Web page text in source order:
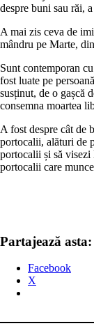
despre buni sau răi,
A mai zis ceva de
mândru pe Marte,
Sunt contemporan
fost luate pe
susținut, de o gașcă
consemna moartea
A fost despre cât de
portocalii, alături de
portocalii și să
portocalii care
Partajează asta:
Facebook
X